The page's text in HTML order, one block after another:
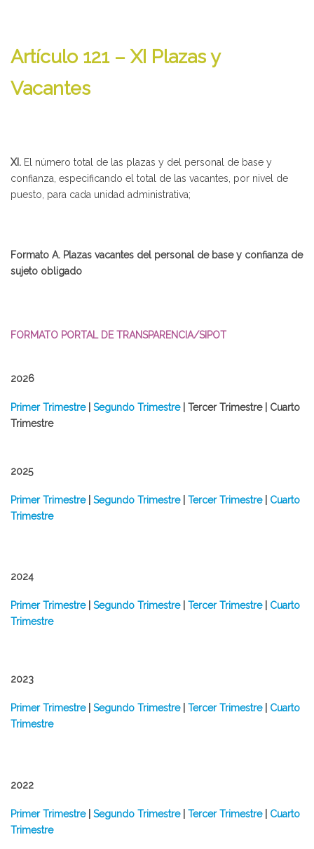
Artículo 121 – XI Plazas y
Vacantes
XI. El número total de las plazas y del personal de base y
confianza, especificando el total de las vacantes, por nivel de
puesto, para cada unidad administrativa;
Formato A. Plazas vacantes del personal de base y confianza de
sujeto obligado
FORMATO PORTAL DE TRANSPARENCIA/SIPOT
2026
​Primer Trimestre| Segundo Trimestre| Tercer Trimestre | Cuarto
Trimestre
2025
​Primer Trimestre| Segundo Trimestre| Tercer Trimestre
Cuarto
Trimestre
2024
Primer Trimestre| Segundo Trimestre| Tercer Trimestre| Cuarto
Trimestre
2023
​Primer Trimestre| Segundo Trimestre| Tercer Trimestre| Cuarto
Trimestre
2022
​Primer Trimestre| Segundo Trimestre| Tercer Trimestre| Cuarto
Trimestre